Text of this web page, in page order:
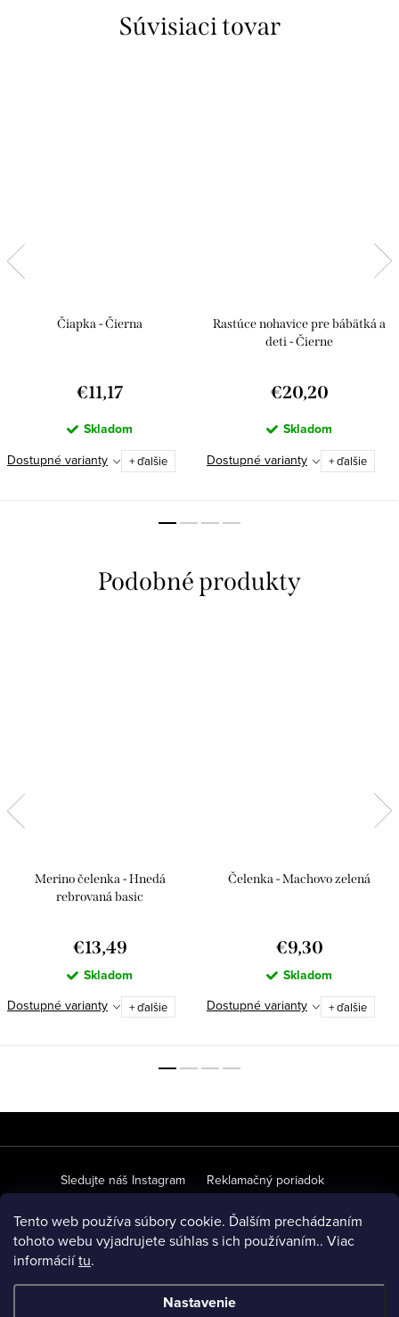
Tento web používa súbory cookie. Ďalším prechádzaním
tohoto webu vyjadrujete súhlas s ich používaním.. Viac
informáciítu.
Nastavenie
Súvisiaci tovar
Čiapka - Čierna
€11,17
Skladom
Dostupné varianty
+ ďalšie
Rastúce nohavice pre bábätká a
deti - Čierne
€20,20
Skladom
Dostupné varianty
+ ďalšie
Merino čelenka - Hnedá
rebrovaná basic
€13,49
Skladom
Dostupné varianty
+ ďalšie
Čelenka - Machovo zelená
€9,30
Skladom
Dostupné varianty
+ ďalšie
á
Sledujte náš Instagram Reklamačný poriadok
Ochrana osobných údajov Obchodné podmienky
O našich materiáloch